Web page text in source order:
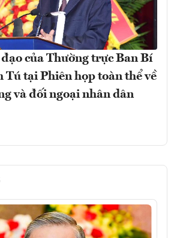
của Thường trực Ban Bí
Tú tại Phiên họp toàn thể về
và đối ngoại nhân dân